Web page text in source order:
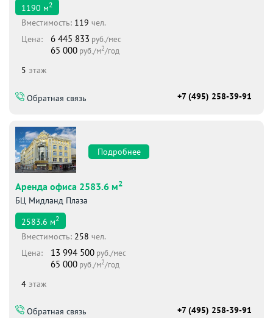
1190 м2
Вместимоcть: 119 чел.
Цена:
6 445 833 руб./мес
65 000 руб./м2/год
5 этаж
Обратная связь +7 (495) 258-39-91
Подробнее
Аренда офиса 2583.6 м2
БЦ Мидланд Плаза
2583.6 м2
Вместимоcть: 258 чел.
Цена:
13 994 500 руб./мес
65 000 руб./м2/год
4 этаж
Обратная связь +7 (495) 258-39-91